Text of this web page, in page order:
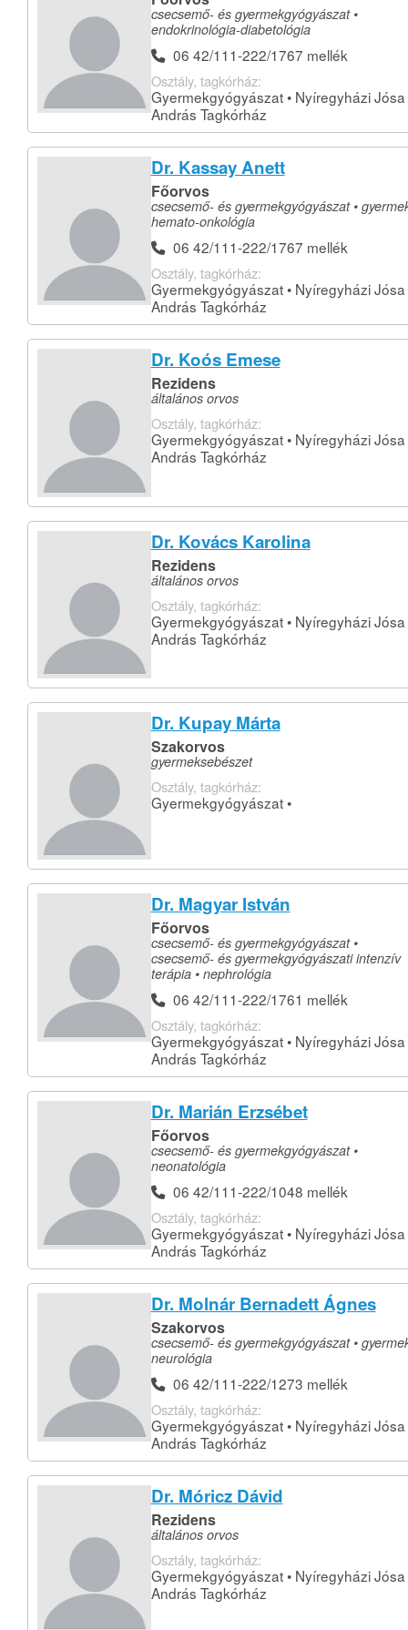
csecsemő- és gyermekgyógyászat •
endokrinológia-diabetológia
06 42/111-222/1767 mellék
Osztály, tagkórház:
Gyermekgyógyászat • Nyíregyházi Jósa
András Tagkórház
Dr. Kassay Anett
Főorvos
csecsemő- és gyermekgyógyászat •
hemato-onkológia
06 42/111-222/1767 mellék
Osztály, tagkórház:
Gyermekgyógyászat • Nyíregyházi Jósa
András Tagkórház
Dr. Koós Emese
Rezidens
általános orvos
Osztály, tagkórház:
Gyermekgyógyászat • Nyíregyházi Jósa
András Tagkórház
Dr. Kovács Karolina
Rezidens
általános orvos
Osztály, tagkórház:
Gyermekgyógyászat • Nyíregyházi Jósa
András Tagkórház
Dr. Kupay Márta
Szakorvos
gyermeksebészet
Osztály, tagkórház:
Gyermekgyógyászat •
Dr. Magyar István
Főorvos
csecsemő- és gyermekgyógyászat •
csecsemő- és gyermekgyógyászati intenzív
terápia • nephrológia
06 42/111-222/1761 mellék
Osztály, tagkórház:
Gyermekgyógyászat • Nyíregyházi Jósa
András Tagkórház
Dr. Marián Erzsébet
Főorvos
csecsemő- és gyermekgyógyászat •
neonatológia
06 42/111-222/1048 mellék
Osztály, tagkórház:
Gyermekgyógyászat • Nyíregyházi Jósa
András Tagkórház
Dr. Molnár Bernadett Ágnes
Szakorvos
csecsemő- és gyermekgyógyászat •
neurológia
06 42/111-222/1273 mellék
Osztály, tagkórház:
Gyermekgyógyászat • Nyíregyházi Jósa
András Tagkórház
Dr. Móricz Dávid
Rezidens
általános orvos
Osztály, tagkórház:
Gyermekgyógyászat • Nyíregyházi Jósa
András Tagkórház